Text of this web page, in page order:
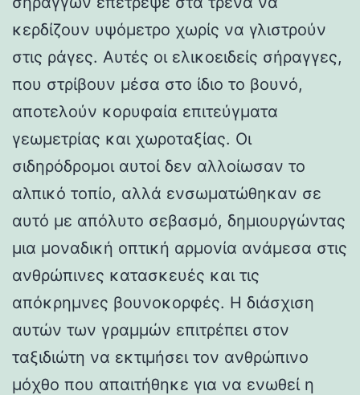
κερδίζουν υψόμετρο χωρίς να γλιστρούν
στις ράγες. Αυτές οι ελικοειδείς σήραγγες,
που στρίβουν μέσα στο ίδιο το βουνό,
αποτελούν κορυφαία επιτεύγματα
γεωμετρίας και χωροταξίας. Οι
σιδηρόδρομοι αυτοί δεν αλλοίωσαν το
αλπικό τοπίο, αλλά ενσωματώθηκαν σε
αυτό με απόλυτο σεβασμό, δημιουργώντας
μια μοναδική οπτική αρμονία ανάμεσα στις
ανθρώπινες κατασκευές και τις
απόκρημνες βουνοκορφές. Η διάσχιση
αυτών των γραμμών επιτρέπει στον
ταξιδιώτη να εκτιμήσει τον ανθρώπινο
μόχθο που απαιτήθηκε για να ενωθεί η